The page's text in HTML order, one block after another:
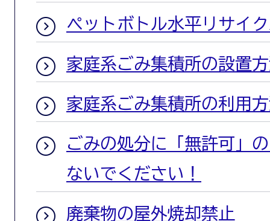
ペットボトル水平リサイ
家庭系ごみ集積所の設置
家庭系ごみ集積所の利用
ごみの処分に「無許可」
ないでください！
廃棄物の屋外焼却禁止